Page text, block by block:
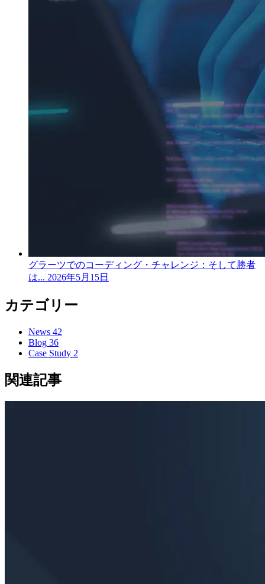
グラーツでのコーディング・チャレンジ：そして勝者
は... 2026年5月15日
カテゴリー
News 42
Blog 36
Case Study 2
関連記事